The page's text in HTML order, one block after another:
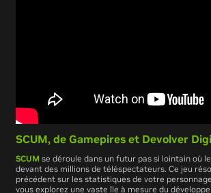
SCUM, de Gamepires et Devolver
SCUM se déroule dans un futur pas si lointain où
devant des millions de téléspectateurs. Ce jeu
précédent sur les statistiques de votre
vous explorez une vaste île à mesure du